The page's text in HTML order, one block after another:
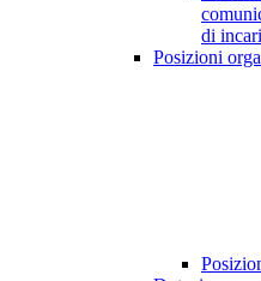
di
Posizioni